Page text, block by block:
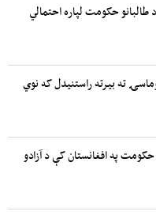
حکومت لپاره احتمالي
ته بیرته راستنیدل که نوي
په افغانستان کې د آزادو